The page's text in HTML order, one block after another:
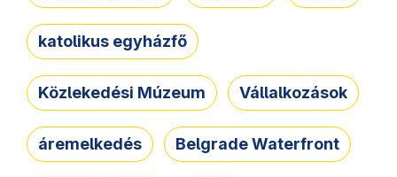
katolikus egyházfő
Közlekedési Múzeum Vállalkozások
áremelkedés Belgrade Waterfront